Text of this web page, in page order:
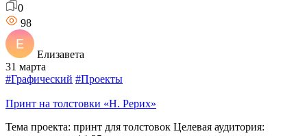
0
98
Елизавета
31 марта
#Графический #Проекты
Принт на толстовки «Н. Рерих»
Тема проекта: принт для толстовок Целевая аудитория: